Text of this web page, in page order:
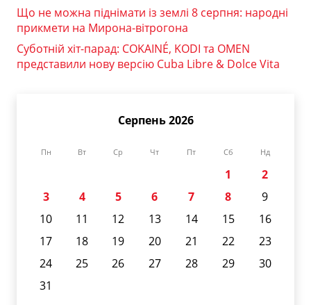
Що не можна піднімати із землі 8 серпня: народні
прикмети на Мирона-вітрогона
Суботній хіт-парад: COKAINÉ, KODI та OMEN
представили нову версію Cuba Libre & Dolce Vita
Серпень 2026
Пн Вт Ср Чт Пт Сб Нд
1
2
3
4 5 6 7 8
9
10
11 12 13 14 15
16
17
18 19 20 21 22
23
24
25 26 27 28 29
30
31